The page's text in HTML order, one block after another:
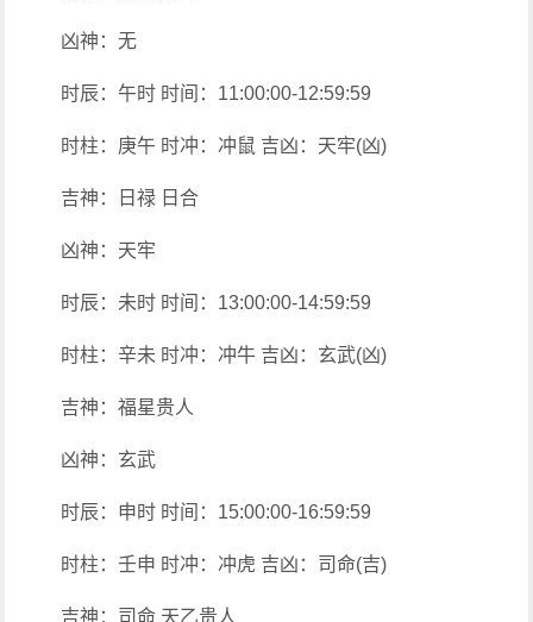
凶神：无
时辰：午时 时间：11:00:00-12:59:59
时柱：庚午 时冲：冲鼠 吉凶：天牢(凶)
吉神：日禄 日合
凶神：天牢
时辰：未时 时间：13:00:00-14:59:59
时柱：辛未 时冲：冲牛 吉凶：玄武(凶)
吉神：福星贵人
凶神：玄武
时辰：申时 时间：15:00:00-16:59:59
时柱：壬申 时冲：冲虎 吉凶：司命(吉)
吉神：司命 天乙贵人